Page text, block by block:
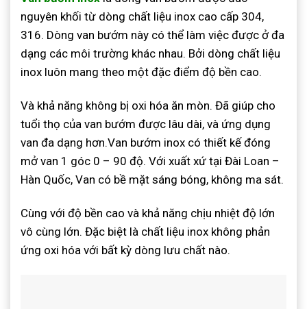
nguyên khối từ dòng chất liệu inox cao cấp 304,
316. Dòng van bướm này có thể làm việc được ở đa
dạng các môi trường khác nhau. Bởi dòng chất liệu
inox luôn mang theo một đặc điểm độ bền cao.
Và khả năng không bị oxi hóa ăn mòn. Đã giúp cho
tuổi thọ của van bướm được lâu dài, và ứng dụng
van đa dạng hơn.Van bướm inox có thiết kế đóng
mở van 1 góc 0 – 90 độ. Với xuất xứ tại Đài Loan –
Hàn Quốc, Van có bề mặt sáng bóng, không ma sát.
Cùng với độ bền cao và khả năng chịu nhiệt độ lớn
vô cùng lớn. Đặc biệt là chất liệu inox không phản
ứng oxi hóa với bất kỳ dòng lưu chất nào.